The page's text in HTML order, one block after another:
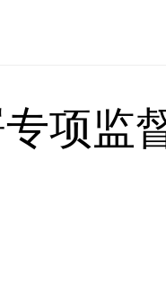
项监